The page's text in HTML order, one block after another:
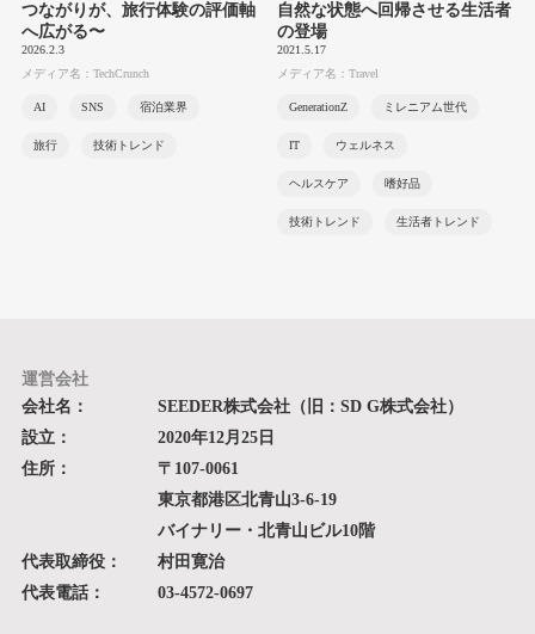
つながりが、旅行体験の評価軸
へ広がる〜
2026.2.3
メディア名：TechCrunch
AI SNS 宿泊業界
旅行 技術トレンド
自然な状態へ回帰させる生活者
の登場
2021.5.17
メディア名：Travel
GenerationZ ミレニアム世代
IT ウェルネス
ヘルスケア 嗜好品
技術トレンド 生活者トレンド
運営会社
会社名：
SEEDER株式会社（旧：SD G株式会社）
設立：
2020年12月25日
住所：
〒107-0061
東京都港区北青山3-6-19
バイナリー・北青山ビル10階
代表取締役：
村田寛治
代表電話：
03-4572-0697